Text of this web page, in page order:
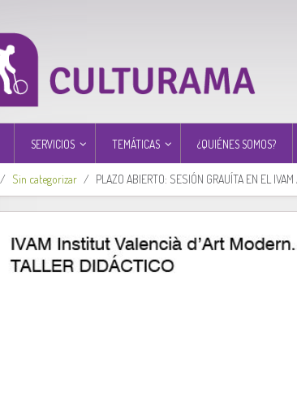
SERVICIOS TEMÁTICAS ¿QUIÉNES SOMOS?
Sin categorizar PLAZO ABIERTO: SESIÓN GRAUÍTA EN EL